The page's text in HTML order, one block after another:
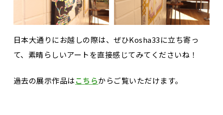
日本大通りにお越しの際は、ぜひKosha33に立ち寄っ
て、素晴らしいアートを直接感じてみてくださいね！
過去の展示作品はこちらからご覧いただけます。